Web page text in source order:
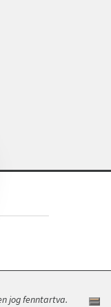
jog fenntartva.